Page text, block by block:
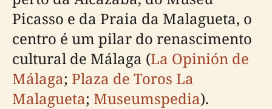
Picasso e da Praia da Malagueta, o
centro é um pilar do renascimento
cultural de Málaga (La Opinión de
Málaga; Plaza de Toros La
Malagueta; Museumspedia).